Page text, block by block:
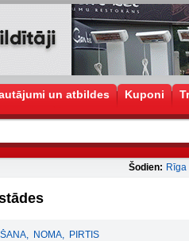
un atbildes Kuponi
Šodien: Rīga
, NOMA, PIRTIS